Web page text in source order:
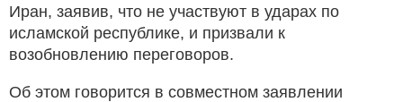
Иран, заявив, что не участвуют в ударах по
исламской республике, и призвали к
возобновлению переговоров.
Об этом говорится в совместном заявлении